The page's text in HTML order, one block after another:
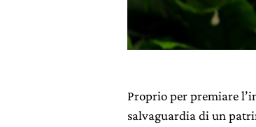
Proprio per premiare
salvaguardia di un